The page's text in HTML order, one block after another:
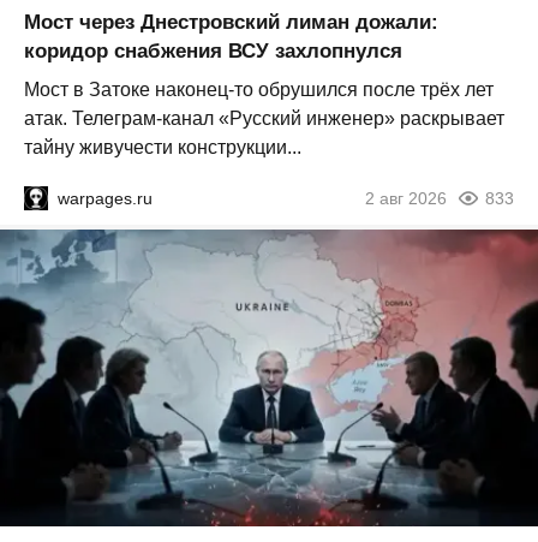
Мост через Днестровский лиман дожали:
коридор снабжения ВСУ захлопнулся
Мост в Затоке наконец-то обрушился после трёх лет
атак. Телеграм-канал «Русский инженер» раскрывает
тайну живучести конструкции...
warpages.ru 2 авг 2026 833